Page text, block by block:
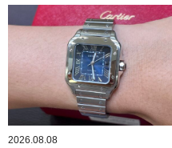
2026.08.08